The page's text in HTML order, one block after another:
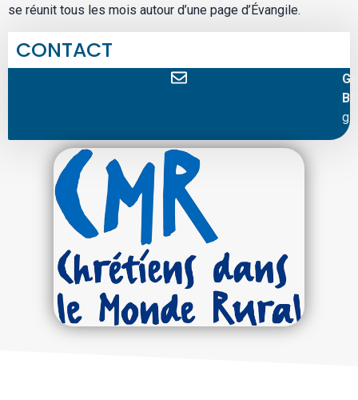
se réunit tous les mois autour d’une page d’Évangile.
CONTACT